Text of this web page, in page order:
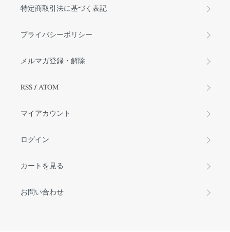
特定商取引法に基づく表記
プライバシーポリシー
メルマガ登録・解除
RSS / ATOM
マイアカウント
ログイン
カートを見る
お問い合わせ